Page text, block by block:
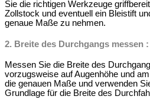
Sie die richtigen Werkzeuge
Zollstock und eventuell ein Bleistift
genaue Maße zu nehmen.
2. Breite des Durchgangs messen :
Messen Sie die Breite des
vorzugsweise auf Augenhöhe und
die genauen Maße und verwenden
Grundlage für die Breite des